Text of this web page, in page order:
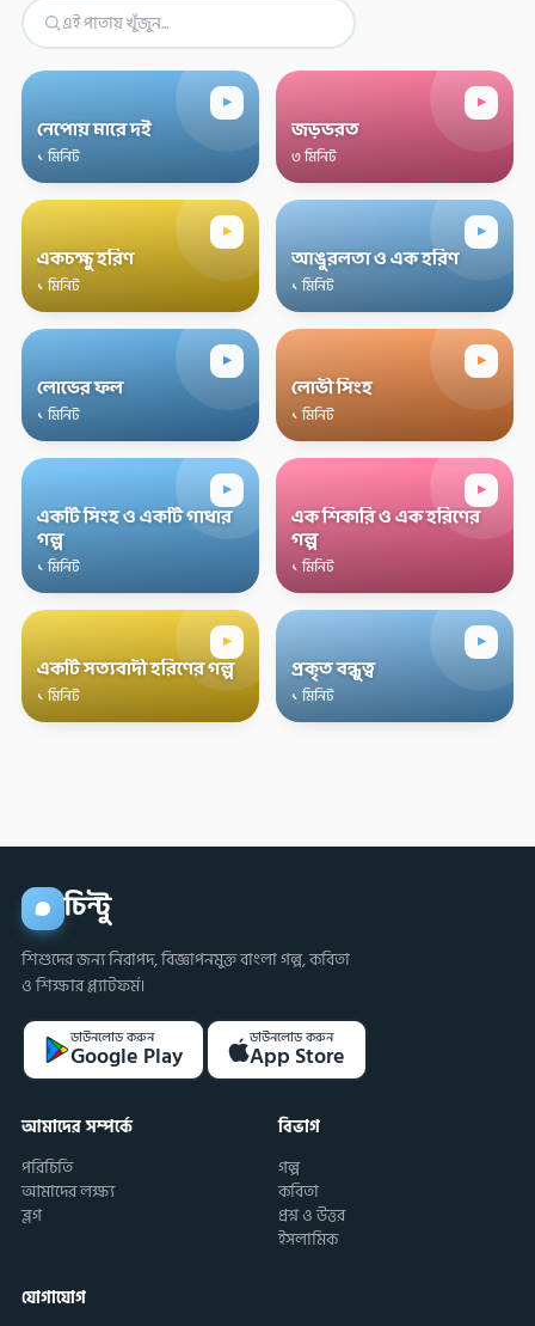
▸
নেপোয় মারে দই
১ মিনিট
▸
জড়ভরত
৩ মিনিট
▸
একচক্ষু হরিণ
১ মিনিট
▸
আঙুরলতা ও এক হরিণ
১ মিনিট
▸
লোভের ফল
১ মিনিট
▸
লোভী সিংহ
১ মিনিট
▸
একটি সিংহ ও একটি গাধার
গল্প
১ মিনিট
▸
এক শিকারি ও এক হরিণের
গল্প
১ মিনিট
▸
একটি সত্যবাদী হরিণের গল্প
১ মিনিট
▸
প্রকৃত বন্ধুত্ব
১ মিনিট
চিন্টু
শিশুদের জন্য নিরাপদ, বিজ্ঞাপনমুক্ত বাংলা গল্প, কবিতা
ও শিক্ষার প্ল্যাটফর্ম।
ডাউনলোড করুন
Google Play
ডাউনলোড করুন
App Store
আমাদের সম্পর্কে
পরিচিতি
আমাদের লক্ষ্য
ব্লগ
বিভাগ
গল্প
কবিতা
প্রশ্ন ও উত্তর
ইসলামিক
যোগাযোগ